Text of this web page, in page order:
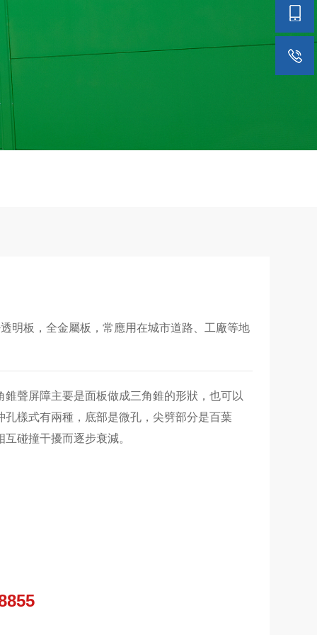
板，全金屬板，常應用在城市道路、工廠等地
聲屏障主要是面板做成三角錐的形狀，也可以
孔樣式有兩種，底部是微孔，尖劈部分是百葉
撞干擾而逐步衰減。